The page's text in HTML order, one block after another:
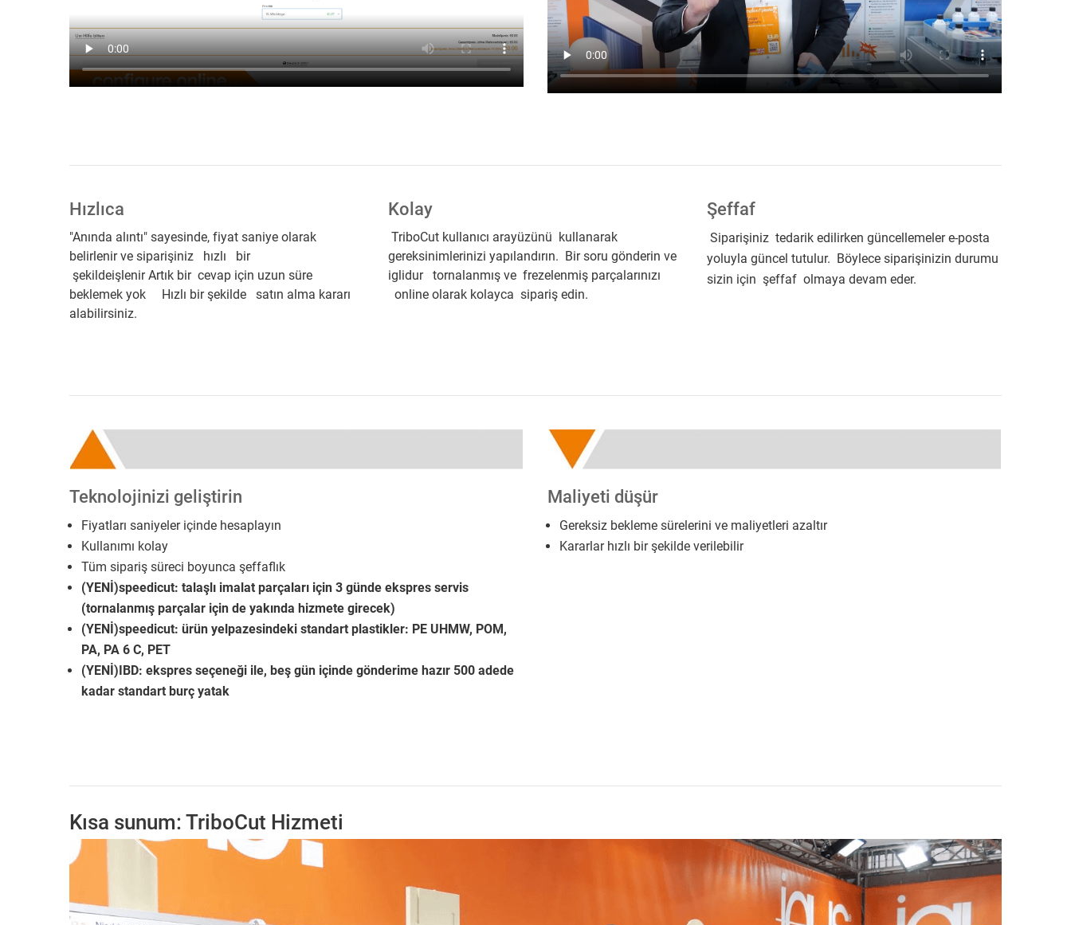
Hızlıca
"Anında alıntı" sayesinde, fiyat saniye olarak
belirlenir ve siparişiniz hızlı bir
şekildeişlenir Artık bir cevap için uzun süre
beklemek yok Hızlı bir şekilde satın alma kararı
alabilirsiniz.
Kolay
TriboCut kullanıcı arayüzünü kullanarak
gereksinimlerinizi yapılandırın. Bir soru gönderin ve
iglidur tornalanmış ve frezelenmiş parçalarınızı
online olarak kolayca sipariş edin.
Şeffaf
Siparişiniz tedarik edilirken güncellemeler e-posta
yoluyla güncel tutulur. Böylece siparişinizin durumu
sizin için şeffaf olmaya devam eder.
Teknolojinizi geliştirin
Fiyatları saniyeler içinde hesaplayın
Kullanımı kolay
Tüm sipariş süreci boyunca şeffaflık
(YENİ)speedicut: talaşlı imalat parçaları için 3 günde ekspres servis
(tornalanmış parçalar için de yakında hizmete girecek)
(YENİ)speedicut: ürün yelpazesindeki standart plastikler: PE UHMW, POM,
PA, PA 6 C, PET
(YENİ)IBD: ekspres seçeneği ile, beş gün içinde gönderime hazır 500 adede
kadar standart burç yatak
Maliyeti düşür
Gereksiz bekleme sürelerini ve maliyetleri azaltır
Kararlar hızlı bir şekilde verilebilir
Kısa sunum: TriboCut Hizmeti